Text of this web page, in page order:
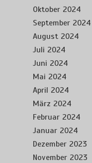
Oktober 2024
September 2024
August 2024
Juli 2024
Juni 2024
Mai 2024
April 2024
März 2024
Februar 2024
Januar 2024
Dezember 2023
November 2023